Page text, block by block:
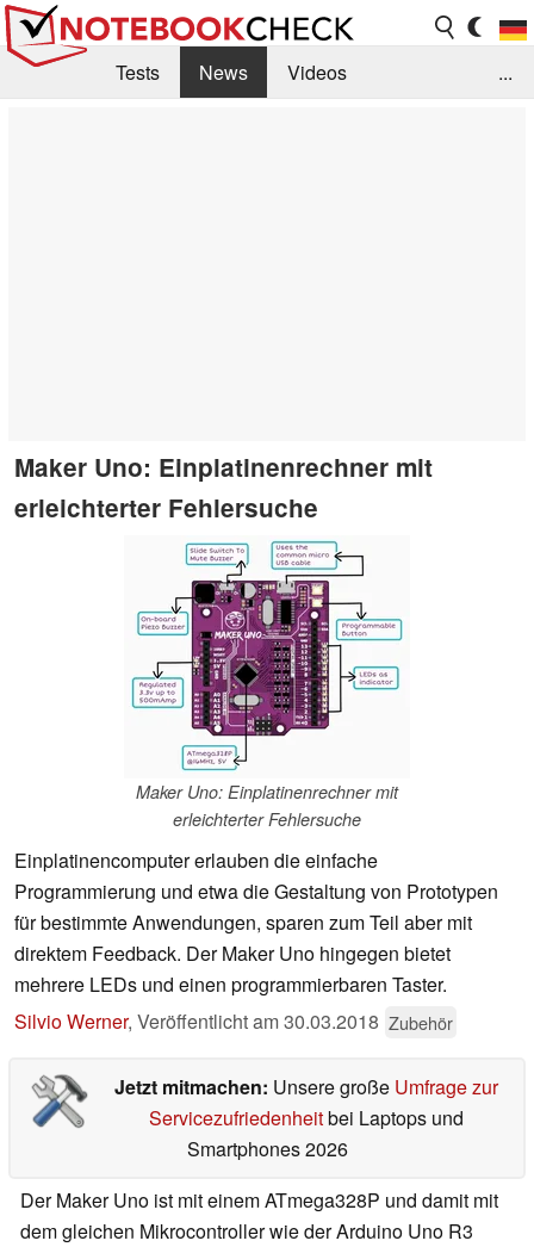
Tests News
Videos
...
Maker Uno: Einplatinenrechner mit
erleichterter Fehlersuche
Maker Uno: Einplatinenrechner mit
erleichterter Fehlersuche
Einplatinencomputer erlauben die einfache
Programmierung und etwa die Gestaltung von Prototypen
für bestimmte Anwendungen, sparen zum Teil aber mit
direktem Feedback. Der Maker Uno hingegen bietet
mehrere LEDs und einen programmierbaren Taster.
Silvio Werner, Veröffentlicht am30.03.2018 Zubehör
Jetzt mitmachen: Unsere große Umfrage zur
Servicezufriedenheitbei Laptops und
Smartphones 2026
Der Maker Uno ist mit einem ATmega328P und damit mit
dem gleichen Mikrocontroller wie der Arduino Uno R3